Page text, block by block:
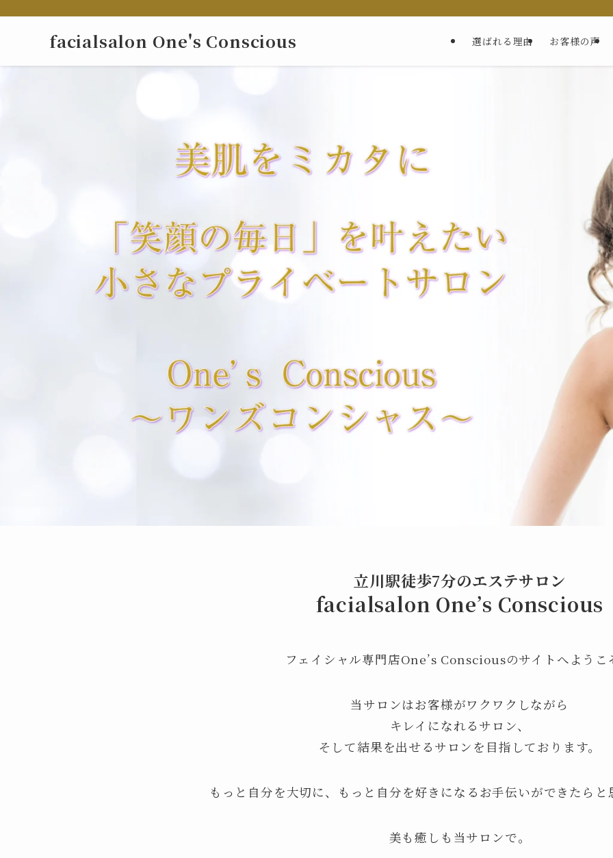
facialsalon One's Conscious 選ばれる理由 お客様の声
立川駅徒歩7分のエステサロン
facialsalon One’s Conscious
フェイシャル専門店One’s Consciousのサイトへようこ
当サロンはお客様がワクワクしながら
キレイになれるサロン、
そして結果を出せるサロンを目指しております。
もっと自分を大切に、もっと自分を好きになるお手伝いができたらと
美も癒しも当サロンで。